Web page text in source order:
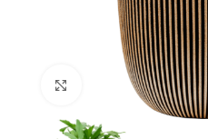
Klik om te vergroten